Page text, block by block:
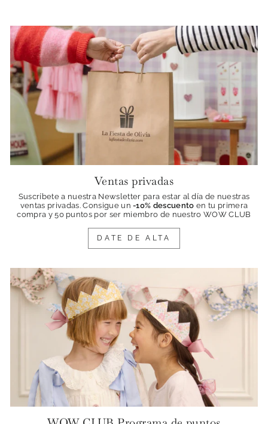
Ventas privadas
Suscríbete a nuestra Newsletter para estar al día de nuestras
ventas privadas. Consigue un -10% descuento en tu primera
compra y 50 puntos por ser miembro de nuestro WOW CLUB
DATE DE ALTA